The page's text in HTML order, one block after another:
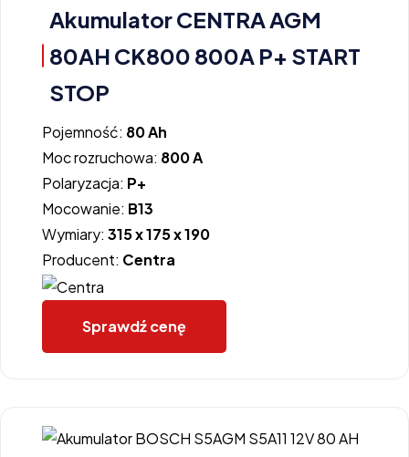
Akumulator CENTRA AGM
80AH CK800 800A P+ START
STOP
Pojemność: 80 Ah
Moc rozruchowa: 800 A
Polaryzacja: P+
Mocowanie: B13
Wymiary: 315 x 175 x 190
Producent: Centra
Sprawdź cenę